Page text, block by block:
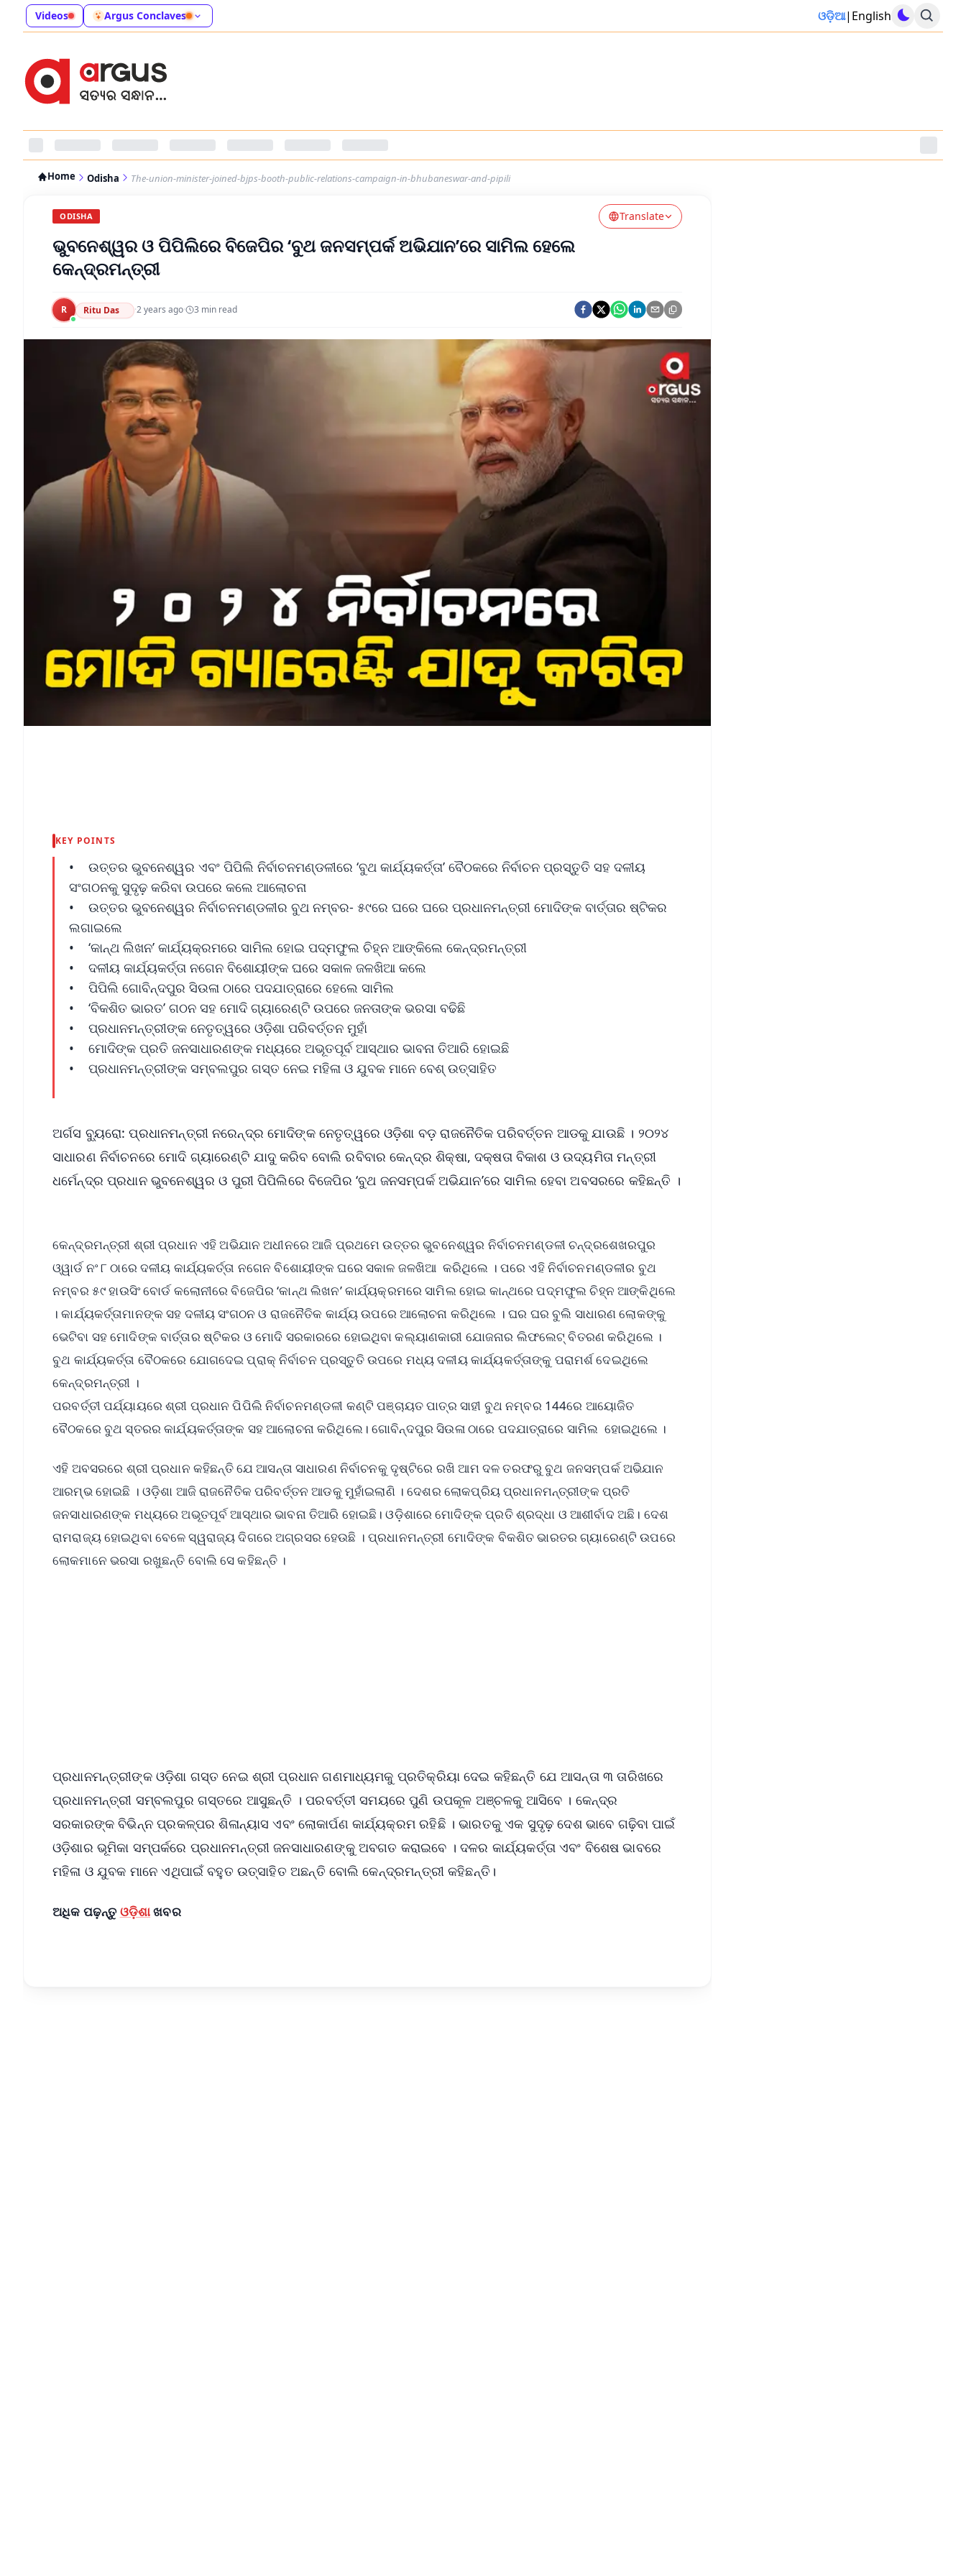
Videos Argus Conclaves ଓଡ଼ିଆ| English
Home Odisha The-union-minister-joined-bjps-booth-public-relations-campaign-in-bhubaneswar-and-pipili
ODISHA Translate
ଭୁବନେଶ୍ୱର ଓ ପିପିଲିରେ ବିଜେପିର ‘ବୁଥ ଜନସମ୍ପର୍କ ଅଭିଯାନ’ରେ ସାମିଲ ହେଲେ
କେନ୍ଦ୍ରମନ୍ତ୍ରୀ
R Ritu Das ·2 years ago· 3 min read
KEY POINTS
• ଉତ୍ତର ଭୁବନେଶ୍ୱର ଏବଂ ପିପିଲି ନିର୍ବାଚନମଣ୍ଡଳୀରେ ‘ବୁଥ କାର୍ଯ୍ୟକର୍ତ୍ତା’ ବୈଠକରେ ନିର୍ବାଚନ ପ୍ରସ୍ତୁତି ସହ ଦଳୀୟ
ସଂଗଠନକୁ ସୁଦୃଢ଼ କରିବା ଉପରେ କଲେ ଆଲୋଚନା
• ଉତ୍ତର ଭୁବନେଶ୍ୱର ନିର୍ବାଚନମଣ୍ଡଳୀର ବୁଥ ନମ୍ବର- ୫୯ରେ ଘରେ ଘରେ ପ୍ରଧାନମନ୍ତ୍ରୀ ମୋଦିଙ୍କ ବାର୍ତ୍ତାର ଷ୍ଟିକର
ଲଗାଇଲେ
• ‘କାନ୍ଥ ଲିଖନ’ କାର୍ଯ୍ୟକ୍ରମରେ ସାମିଲ ହୋଇ ପଦ୍ମଫୁଲ ଚିହ୍ନ ଆଙ୍କିଲେ କେନ୍ଦ୍ରମନ୍ତ୍ରୀ
• ଦଳୀୟ କାର୍ଯ୍ୟକର୍ତ୍ତା ନଗେନ ବିଶୋୟୀଙ୍କ ଘରେ ସକାଳ ଜଳଖିଆ କଲେ
• ପିପିଲି ଗୋବିନ୍ଦପୁର ସିଉଳା ଠାରେ ପଦଯାତ୍ରାରେ ହେଲେ ସାମିଲ
• ‘ବିକଶିତ ଭାରତ’ ଗଠନ ସହ ମୋଦି ଗ୍ୟାରେଣ୍ଟି ଉପରେ ଜନତାଙ୍କ ଭରସା ବଢିଛି
• ପ୍ରଧାନମନ୍ତ୍ରୀଙ୍କ ନେତୃତ୍ୱରେ ଓଡ଼ିଶା ପରିବର୍ତ୍ତନ ମୁହାଁ
• ମୋଦିଙ୍କ ପ୍ରତି ଜନସାଧାରଣଙ୍କ ମଧ୍ୟରେ ଅଭୂତପୂର୍ବ ଆସ୍ଥାର ଭାବନା ତିଆରି ହୋଇଛି
• ପ୍ରଧାନମନ୍ତ୍ରୀଙ୍କ ସମ୍ବଲପୁର ଗସ୍ତ ନେଇ ମହିଳା ଓ ଯୁବକ ମାନେ ବେଶ୍ ଉତ୍ସାହିତ
ଅର୍ଗସ ବ୍ୟୁରୋ: ପ୍ରଧାନମନ୍ତ୍ରୀ ନରେନ୍ଦ୍ର ମୋଦିଙ୍କ ନେତୃତ୍ୱରେ ଓଡ଼ିଶା ବଡ଼ ରାଜନୈତିକ ପରିବର୍ତ୍ତନ ଆଡକୁ ଯାଉଛି । ୨୦୨୪
ସାଧାରଣ ନିର୍ବାଚନରେ ମୋଦି ଗ୍ୟାରେଣ୍ଟି ଯାଦୁ କରିବ ବୋଲି ରବିବାର କେନ୍ଦ୍ର ଶିକ୍ଷା, ଦକ୍ଷତା ବିକାଶ ଓ ଉଦ୍ୟମିତା ମନ୍ତ୍ରୀ
ଧର୍ମେନ୍ଦ୍ର ପ୍ରଧାନ ଭୁବନେଶ୍ୱର ଓ ପୁରୀ ପିପିଲିରେ ବିଜେପିର ‘ବୁଥ ଜନସମ୍ପର୍କ ଅଭିଯାନ’ରେ ସାମିଲ ହେବା ଅବସରରେ କହିଛନ୍ତି ।
କେନ୍ଦ୍ରମନ୍ତ୍ରୀ ଶ୍ରୀ ପ୍ରଧାନ ଏହି ଅଭିଯାନ ଅଧୀନରେ ଆଜି ପ୍ରଥମେ ଉତ୍ତର ଭୁବନେଶ୍ୱର ନିର୍ବାଚନମଣ୍ଡଳୀ ଚନ୍ଦ୍ରଶେଖରପୁର
ଓ୍ୱାର୍ଡ ନଂ ୮ ଠାରେ ଦଳୀୟ କାର୍ଯ୍ୟକର୍ତ୍ତା ନଗେନ ବିଶୋୟୀଙ୍କ ଘରେ ସକାଳ ଜଳଖିଆ କରିଥିଲେ । ପରେ ଏହି ନିର୍ବାଚନମଣ୍ଡଳୀର ବୁଥ
ନମ୍ବର ୫୯ ହାଉସିଂ ବୋର୍ଡ କଲୋନୀରେ ବିଜେପିର ‘କାନ୍ଥ ଲିଖନ’ କାର୍ଯ୍ୟକ୍ରମରେ ସାମିଲ ହୋଇ କାନ୍ଥରେ ପଦ୍ମଫୁଲ ଚିହ୍ନ ଆଙ୍କିଥିଲେ
। କାର୍ଯ୍ୟକର୍ତ୍ତାମାନଙ୍କ ସହ ଦଳୀୟ ସଂଗଠନ ଓ ରାଜନୈତିକ କାର୍ଯ୍ୟ ଉପରେ ଆଲୋଚନା କରିଥିଲେ । ଘର ଘର ବୁଲି ସାଧାରଣ ଲୋକଙ୍କୁ
ଭେଟିବା ସହ ମୋଦିଙ୍କ ବାର୍ତ୍ତାର ଷ୍ଟିକର ଓ ମୋଦି ସରକାରରେ ହୋଇଥିବା କଲ୍ୟାଣକାରୀ ଯୋଜନାର ଲିଫଲେଟ୍ ବିତରଣ କରିଥିଲେ ।
ବୁଥ କାର୍ଯ୍ୟକର୍ତ୍ତା ବୈଠକରେ ଯୋଗଦେଇ ପ୍ରାକ୍ ନିର୍ବାଚନ ପ୍ରସ୍ତୁତି ଉପରେ ମଧ୍ୟ ଦଳୀୟ କାର୍ଯ୍ୟକର୍ତ୍ତାଙ୍କୁ ପରାମର୍ଶ ଦେଇଥିଲେ
କେନ୍ଦ୍ରମନ୍ତ୍ରୀ ।
ପରବର୍ତ୍ତୀ ପର୍ଯ୍ୟାୟରେ ଶ୍ରୀ ପ୍ରଧାନ ପିପିଲି ନିର୍ବାଚନମଣ୍ଡଳୀ କଣ୍ଟି ପଞ୍ଚାୟତ ପାତ୍ର ସାହୀ ବୁଥ ନମ୍ବର 144ରେ ଆୟୋଜିତ
ବୈଠକରେ ବୁଥ ସ୍ତରର କାର୍ଯ୍ୟକର୍ତ୍ତାଙ୍କ ସହ ଆଲୋଚନା କରିଥିଲେ। ଗୋବିନ୍ଦପୁର ସିଉଳା ଠାରେ ପଦଯାତ୍ରାରେ ସାମିଲ ହୋଇଥିଲେ ।
ଏହି ଅବସରରେ ଶ୍ରୀ ପ୍ରଧାନ କହିଛନ୍ତି ଯେ ଆସନ୍ତା ସାଧାରଣ ନିର୍ବାଚନକୁ ଦୃଷ୍ଟିରେ ରଖି ଆମ ଦଳ ତରଫରୁ ବୁଥ ଜନସମ୍ପର୍କ ଅଭିଯାନ
ଆରମ୍ଭ ହୋଇଛି । ଓଡ଼ିଶା ଆଜି ରାଜନୈତିକ ପରିବର୍ତ୍ତନ ଆଡକୁ ମୁହାଁଇଲାଣି । ଦେଶର ଲୋକପ୍ରିୟ ପ୍ରଧାନମନ୍ତ୍ରୀଙ୍କ ପ୍ରତି
ଜନସାଧାରଣଙ୍କ ମଧ୍ୟରେ ଅଭୂତପୂର୍ବ ଆସ୍ଥାର ଭାବନା ତିଆରି ହୋଇଛି। ଓଡ଼ିଶାରେ ମୋଦିଙ୍କ ପ୍ରତି ଶ୍ରଦ୍ଧା ଓ ଆଶୀର୍ବାଦ ଅଛି। ଦେଶ
ରାମରାଜ୍ୟ ହୋଇଥିବା ବେଳେ ସ୍ୱରାଜ୍ୟ ଦିଗରେ ଅଗ୍ରସର ହେଉଛି । ପ୍ରଧାନମନ୍ତ୍ରୀ ମୋଦିଙ୍କ ବିକଶିତ ଭାରତର ଗ୍ୟାରେଣ୍ଟି ଉପରେ
ଲୋକମାନେ ଭରସା ରଖୁଛନ୍ତି ବୋଲି ସେ କହିଛନ୍ତି ।
ପ୍ରଧାନମନ୍ତ୍ରୀଙ୍କ ଓଡ଼ିଶା ଗସ୍ତ ନେଇ ଶ୍ରୀ ପ୍ରଧାନ ଗଣମାଧ୍ୟମକୁ ପ୍ରତିକ୍ରିୟା ଦେଇ କହିଛନ୍ତି ଯେ ଆସନ୍ତା ୩ ତାରିଖରେ
ପ୍ରଧାନମନ୍ତ୍ରୀ ସମ୍ବଲପୁର ଗସ୍ତରେ ଆସୁଛନ୍ତି । ପରବର୍ତ୍ତୀ ସମୟରେ ପୁଣି ଉପକୂଳ ଅଞ୍ଚଳକୁ ଆସିବେ । କେନ୍ଦ୍ର
ସରକାରଙ୍କ ବିଭିନ୍ନ ପ୍ରକଳ୍ପର ଶିଳାନ୍ୟାସ ଏବଂ ଲୋକାର୍ପଣ କାର୍ଯ୍ୟକ୍ରମ ରହିଛି । ଭାରତକୁ ଏକ ସୁଦୃଢ଼ ଦେଶ ଭାବେ ଗଢ଼ିବା ପାଇଁ
ଓଡ଼ିଶାର ଭୂମିକା ସମ୍ପର୍କରେ ପ୍ରଧାନମନ୍ତ୍ରୀ ଜନସାଧାରଣଙ୍କୁ ଅବଗତ କରାଇବେ । ଦଳର କାର୍ଯ୍ୟକର୍ତ୍ତା ଏବଂ ବିଶେଷ ଭାବରେ
ମହିଳା ଓ ଯୁବକ ମାନେ ଏଥିପାଇଁ ବହୁତ ଉତ୍ସାହିତ ଅଛନ୍ତି ବୋଲି କେନ୍ଦ୍ରମନ୍ତ୍ରୀ କହିଛନ୍ତି।
ଅଧିକ ପଢ଼ନ୍ତୁ ଓଡ଼ିଶାଖବର